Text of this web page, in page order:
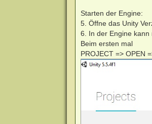
Starten der Engine:
5. Öffne das Unity
6. In der Engine kann
Beim ersten mal
PROJECT => OPEN